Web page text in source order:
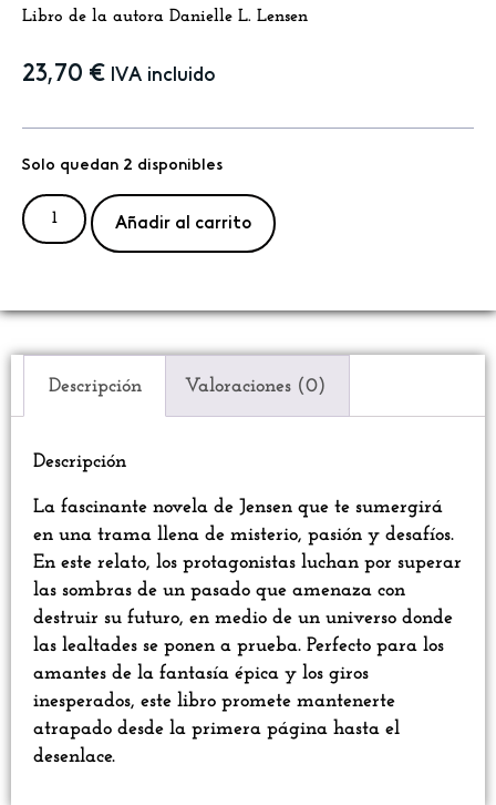
Libro de la autora Danielle L. Lensen
23,70 € IVA incluido
Solo quedan 2 disponibles
Añadir al carrito
Descripción Valoraciones (0)
Descripción
La fascinante novela de Jensen que te sumergirá
en una trama llena de misterio, pasión y desafíos.
En este relato, los protagonistas luchan por superar
las sombras de un pasado que amenaza con
destruir su futuro, en medio de un universo donde
las lealtades se ponen a prueba. Perfecto para los
amantes de la fantasía épica y los giros
inesperados, este libro promete mantenerte
atrapado desde la primera página hasta el
desenlace.